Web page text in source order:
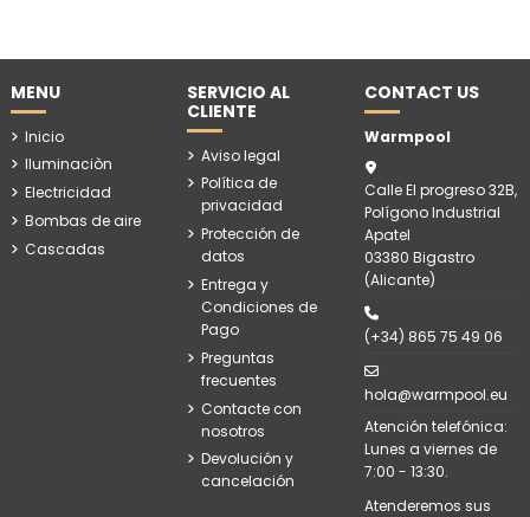
MENU
Inicio
Iluminaciòn
Electricidad
Bombas de aire
Cascadas
SERVICIO AL
CLIENTE
Aviso legal
Política de
privacidad
Protección de
datos
Entrega y
Condiciones de
Pago
Preguntas
frecuentes
Contacte con
nosotros
Devolución y
cancelación
CONTACT US
Warmpool
Calle El progreso 32B,
Polígono Industrial
Apatel
03380 Bigastro
(Alicante)
(+34) 865 75 49 06
hola@warmpool.eu
Atención telefónica:
Lunes a viernes de
7:00 - 13:30.
Atenderemos sus